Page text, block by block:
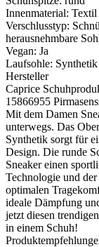
Innenmaterial: Textil
Verschlusstyp:
herausnehmbare
Vegan: Ja
Laufsohle: Synthetik
Hersteller
Caprice
15866955 Pirmasens
Mit dem Damen
unterwegs. Das
Synthetik sorgt für
Design. Die runde
Sneaker einen
Technologie und
optimalen
ideale Dämpfung
jetzt diesen
in einem Schuh!